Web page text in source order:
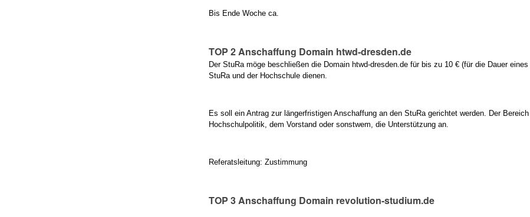
Bis Ende Woche ca.
TOP 2 Anschaffung Domain htwd-dresden.de
Der StuRa möge beschließen die Domain htwd-dresden.de für bis zu 10 € (für die Dauer
StuRa und der Hochschule dienen.
Es soll ein Antrag zur längerfristigen Anschaffung an den StuRa gerichtet werden. Der
Hochschulpolitik, dem Vorstand oder sonstwem, die Unterstützung an.
Referatsleitung: Zustimmung
TOP 3 Anschaffung Domain revolution-studium.de